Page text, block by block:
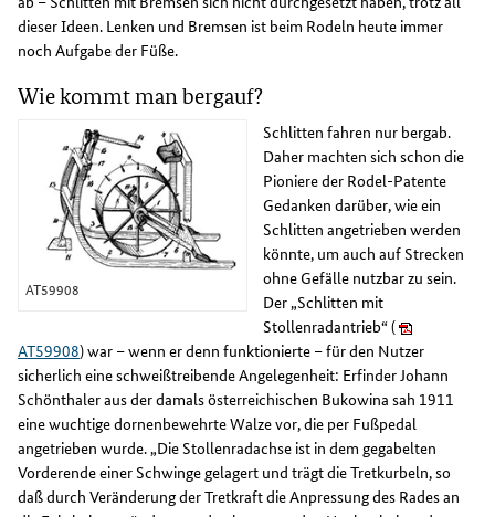
dieser Ideen. Lenken und Bremsen ist beim Rodeln heute immer
noch Aufgabe der Füße.
Wie kommt man bergauf?
AT59908
Schlitten fahren nur bergab.
Daher machten sich schon die
Pioniere der Rodel-Patente
Gedanken darüber, wie ein
Schlitten angetrieben werden
könnte, um auch auf Strecken
ohne Gefälle nutzbar zu sein.
Der „Schlitten mit
Stollenradantrieb“ (
AT59908) war – wenn er denn funktionierte – für den Nutzer
sicherlich eine schweißtreibende Angelegenheit: Erfinder Johann
Schönthaler aus der damals österreichischen Bukowina sah 1911
eine wuchtige dornenbewehrte Walze vor, die per Fußpedal
angetrieben wurde. „Die Stollenradachse ist in dem gegabelten
Vorderende einer Schwinge gelagert und trägt die Tretkurbeln, so
daß durch Veränderung der Tretkraft die Anpressung des Rades an